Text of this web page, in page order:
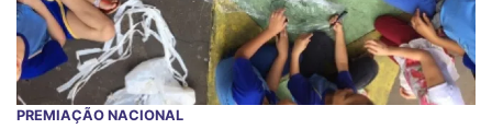
PREMIAÇÃO NACIONAL